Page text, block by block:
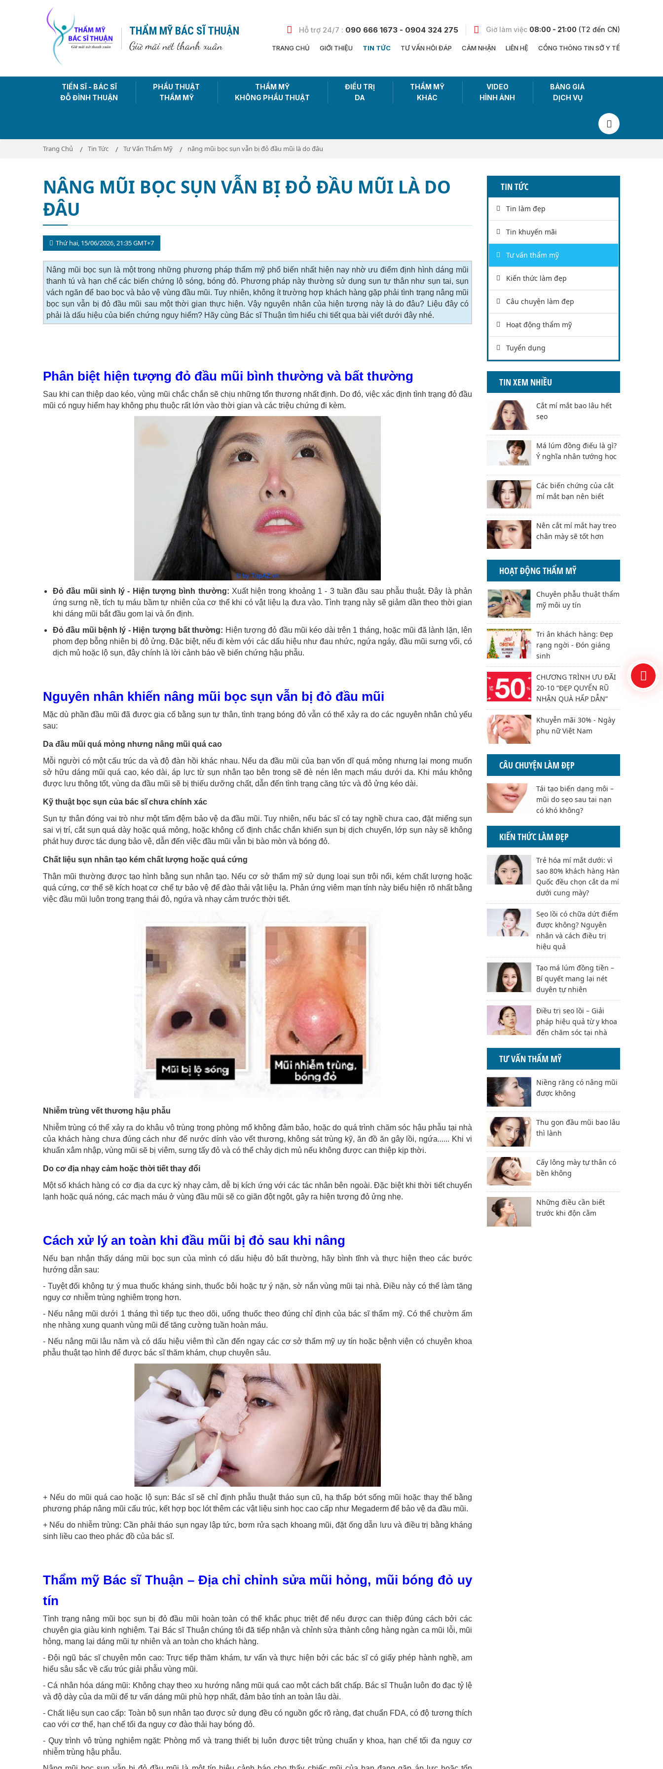
THẨM MỸ BÁC SĨ THUẬN
Giữ mãi nét thanh xuân
Hỗ trợ 24/7 : 090 666 1673 - 0904 324 275 Giờ làm việc 08:00 - 21:00 (T2 đến CN)
TRANG CHỦ GIỚI THIỆU TIN TỨC TƯ VẤN HỎI ĐÁP CẢM NHẬN LIÊN HỆ CỔNG THÔNG TIN SỞ Y TẾ
TIẾN SĨ - BÁC SĨ
ĐỖ ĐÌNH THUẬN
PHẨU THUẬT
THẨM MỸ
THẨM MỸ
KHÔNG PHẨU THUẬT
ĐIỀU TRỊ
DA
THẨM MỸ
KHÁC
VIDEO
HÌNH ẢNH
BẢNG GIÁ
DỊCH VỤ
Trang Chủ Tin Tức Tư Vấn Thẩm Mỹ nâng mũi bọc sụn vẫn bị đỏ đầu mũi là do đâu
NÂNG MŨI BỌC SỤN VẪN BỊ ĐỎ ĐẦU MŨI LÀ DO
ĐÂU
Thứ hai, 15/06/2026, 21:35 GMT+7
Nâng mũi bọc sụn là một trong những phương pháp thẩm mỹ phổ biến nhất hiện nay nhờ ưu điểm định hình dáng mũi
thanh tú và hạn chế các biến chứng lộ sóng, bóng đỏ. Phương pháp này thường sử dụng sụn tự thân như sụn tai, sụn
vách ngăn để bao bọc và bảo vệ vùng đầu mũi. Tuy nhiên, không ít trường hợp khách hàng gặp phải tình trạng nâng mũi
bọc sụn vẫn bị đỏ đầu mũi sau một thời gian thực hiện. Vậy nguyên nhân của hiện tượng này là do đâu? Liệu đây có
phải là dấu hiệu của biến chứng nguy hiểm? Hãy cùng Bác sĩ Thuận tìm hiểu chi tiết qua bài viết dưới đây nhé.
Phân biệt hiện tượng đỏ đầu mũi bình thường và bất thường
Sau khi can thiệp dao kéo, vùng mũi chắc chắn sẽ chịu những tổn thương nhất định. Do đó, việc xác định tình trạng đỏ đầu
mũi có nguy hiểm hay không phụ thuộc rất lớn vào thời gian và các triệu chứng đi kèm.
Đỏ đầu mũi sinh lý - Hiện tượng bình thường: Xuất hiện trong khoảng 1 - 3 tuần đầu sau phẫu thuật. Đây là phản
ứng sưng nề, tích tụ máu bầm tự nhiên của cơ thể khi có vật liệu lạ đưa vào. Tình trạng này sẽ giảm dần theo thời gian
khi dáng mũi bắt đầu gom lại và ổn định.
Đỏ đầu mũi bệnh lý - Hiện tượng bất thường: Hiện tượng đỏ đầu mũi kéo dài trên 1 tháng, hoặc mũi đã lành lặn, lên
phom đẹp bỗng nhiên bị đỏ ửng. Đặc biệt, nếu đi kèm với các dấu hiệu như đau nhức, ngứa ngáy, đầu mũi sưng vối, có
dịch mủ hoặc lộ sụn, đây chính là lời cảnh báo về biến chứng hậu phẫu.
Nguyên nhân khiến nâng mũi bọc sụn vẫn bị đỏ đầu mũi
Mặc dù phần đầu mũi đã được gia cố bằng sụn tự thân, tình trạng bóng đỏ vẫn có thể xảy ra do các nguyên nhân chủ yếu
sau:
Da đầu mũi quá mỏng nhưng nâng mũi quá cao
Mỗi người có một cấu trúc da và độ đàn hồi khác nhau. Nếu da đầu mũi của bạn vốn dĩ quá mỏng nhưng lại mong muốn
sở hữu dáng mũi quá cao, kéo dài, áp lực từ sụn nhân tạo bên trong sẽ đè nén lên mạch máu dưới da. Khi máu không
được lưu thông tốt, vùng da đầu mũi sẽ bị thiếu dưỡng chất, dẫn đến tình trạng căng tức và đỏ ửng kéo dài.
Kỹ thuật bọc sụn của bác sĩ chưa chính xác
Sụn tự thân đóng vai trò như một tấm đệm bảo vệ da đầu mũi. Tuy nhiên, nếu bác sĩ có tay nghề chưa cao, đặt miếng sụn
sai vị trí, cắt sụn quá dày hoặc quá mỏng, hoặc không cố định chắc chắn khiến sụn bị dịch chuyển, lớp sụn này sẽ không
phát huy được tác dụng bảo vệ, dẫn đến việc đầu mũi vẫn bị bào mòn và bóng đỏ.
Chất liệu sụn nhân tạo kém chất lượng hoặc quá cứng
Thân mũi thường được tạo hình bằng sụn nhân tạo. Nếu cơ sở thẩm mỹ sử dụng loại sụn trôi nổi, kém chất lượng hoặc
quá cứng, cơ thể sẽ kích hoạt cơ chế tự bảo vệ để đào thải vật liệu lạ. Phản ứng viêm mạn tính này biểu hiện rõ nhất bằng
việc đầu mũi luôn trong trạng thái đỏ, ngứa và nhạy cảm trước thời tiết.
Nhiễm trùng vết thương hậu phẫu
Nhiễm trùng có thể xảy ra do khâu vô trùng trong phòng mổ không đảm bảo, hoặc do quá trình chăm sóc hậu phẫu tại nhà
của khách hàng chưa đúng cách như để nước dính vào vết thương, không sát trùng kỹ, ăn đồ ăn gây lồi, ngứa...... Khi vi
khuẩn xâm nhập, vùng mũi sẽ bị viêm, sưng tấy đỏ và có thể chảy dịch mủ nếu không được can thiệp kịp thời.
Do cơ địa nhạy cảm hoặc thời tiết thay đổi
Một số khách hàng có cơ địa da cực kỳ nhạy cảm, dễ bị kích ứng với các tác nhân bên ngoài. Đặc biệt khi thời tiết chuyển
lạnh hoặc quá nóng, các mạch máu ở vùng đầu mũi sẽ co giãn đột ngột, gây ra hiện tượng đỏ ửng nhẹ.
Cách xử lý an toàn khi đầu mũi bị đỏ sau khi nâng
Nếu bạn nhận thấy dáng mũi bọc sụn của mình có dấu hiệu đỏ bất thường, hãy bình tĩnh và thực hiện theo các bước
hướng dẫn sau:
- Tuyệt đối không tự ý mua thuốc kháng sinh, thuốc bôi hoặc tự ý nặn, sờ nắn vùng mũi tại nhà. Điều này có thể làm tăng
nguy cơ nhiễm trùng nghiêm trọng hơn.
- Nếu nâng mũi dưới 1 tháng thì tiếp tục theo dõi, uống thuốc theo đúng chỉ định của bác sĩ thẩm mỹ. Có thể chườm ấm
nhẹ nhàng xung quanh vùng mũi để tăng cường tuần hoàn máu.
- Nếu nâng mũi lâu năm và có dấu hiệu viêm thì cần đến ngay các cơ sở thẩm mỹ uy tín hoặc bệnh viện có chuyên khoa
phẫu thuật tạo hình để được bác sĩ thăm khám, chụp chuyên sâu.
+ Nếu do mũi quá cao hoặc lộ sụn: Bác sĩ sẽ chỉ định phẫu thuật tháo sụn cũ, hạ thấp bớt sống mũi hoặc thay thế bằng
phương pháp nâng mũi cấu trúc, kết hợp bọc lót thêm các vật liệu sinh học cao cấp như Megaderm để bảo vệ da đầu mũi.
+ Nếu do nhiễm trùng: Cần phải tháo sụn ngay lập tức, bơm rửa sạch khoang mũi, đặt ống dẫn lưu và điều trị bằng kháng
sinh liều cao theo phác đồ của bác sĩ.
Thẩm mỹ Bác sĩ Thuận – Địa chỉ chỉnh sửa mũi hỏng, mũi bóng đỏ uy
tín
Tình trạng nâng mũi bọc sụn bị đỏ đầu mũi hoàn toàn có thể khắc phục triệt để nếu được can thiệp đúng cách bởi các
chuyên gia giàu kinh nghiệm. Tại Bác sĩ Thuận chúng tôi đã tiếp nhận và chỉnh sửa thành công hàng ngàn ca mũi lỗi, mũi
hỏng, mang lại dáng mũi tự nhiên và an toàn cho khách hàng.
- Đội ngũ bác sĩ chuyên môn cao: Trực tiếp thăm khám, tư vấn và thực hiện bởi các bác sĩ có giấy phép hành nghề, am
hiểu sâu sắc về cấu trúc giải phẫu vùng mũi.
- Cá nhân hóa dáng mũi: Không chạy theo xu hướng nâng mũi quá cao một cách bất chấp. Bác sĩ Thuận luôn đo đạc tỷ lệ
và độ dày của da mũi để tư vấn dáng mũi phù hợp nhất, đảm bảo tính an toàn lâu dài.
- Chất liệu sụn cao cấp: Toàn bộ sụn nhân tạo được sử dụng đều có nguồn gốc rõ ràng, đạt chuẩn FDA, có độ tương thích
cao với cơ thể, hạn chế tối đa nguy cơ đào thải hay bóng đỏ.
- Quy trình vô trùng nghiêm ngặt: Phòng mổ và trang thiết bị luôn được tiệt trùng chuẩn y khoa, hạn chế tối đa nguy cơ
nhiễm trùng hậu phẫu.
TIN TỨC
Tin làm đẹp
Tin khuyến mãi
Tư vấn thẩm mỹ
Kiến thức làm đẹp
Câu chuyện làm đẹp
Hoạt động thẩm mỹ
Tuyển dụng
TIN XEM NHIỀU
Cắt mí mắt bao lâu hết
sẹo
Má lúm đồng điếu là gì?
Ý nghĩa nhân tướng học
Các biến chứng của cắt
mí mắt bạn nên biết
Nên cắt mí mắt hay treo
chân mày sẽ tốt hơn
HOẠT ĐỘNG THẨM MỸ
Chuyên phẫu thuật thẩm
mỹ môi uy tín
Tri ân khách hàng: Đẹp
rạng ngời - Đón giáng
sinh
CHƯƠNG TRÌNH ƯU ĐÃI
20-10 “ĐẸP QUYẾN RŨ
NHẬN QUÀ HẤP DẪN”
Khuyễn mãi 30% - Ngày
phụ nữ Việt Nam
CÂU CHUYỆN LÀM ĐẸP
Tái tạo biến dạng môi –
mũi do sẹo sau tai nạn
có khó không?
KIẾN THỨC LÀM ĐẸP
Trẻ hóa mí mắt dưới: vì
sao 80% khách hàng Hàn
Quốc đều chọn cắt da mí
dưới cung mày?
Sẹo lồi có chữa dứt điểm
được không? Nguyên
nhân và cách điều trị
hiệu quả
Tạo má lúm đồng tiền –
Bí quyết mang lại nét
duyên tự nhiên
Điều trị sẹo lồi – Giải
pháp hiệu quả từ y khoa
đến chăm sóc tại nhà
TƯ VẤN THẨM MỸ
Niềng răng có nâng mũi
được không
Thu gọn đầu mũi bao lâu
thì lành
Cấy lông mày tự thân có
bền không
Những điều cần biết
trước khi độn cằm